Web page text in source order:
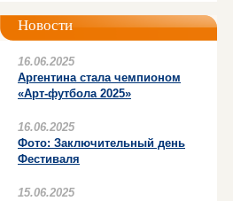
Новости
16.06.2025
Аргентина стала чемпионом
«Арт-футбола 2025»
16.06.2025
Фото: Заключительный день
Фестиваля
15.06.2025